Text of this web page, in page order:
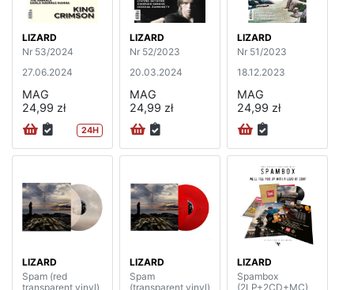
LIZARD
Nr 53/2024
27.06.2024
MAG
24,99 zł
24H
LIZARD
Nr 52/2023
20.03.2024
MAG
24,99 zł
LIZARD
Nr 51/2023
18.12.2023
MAG
24,99 zł
LIZARD
Spam (red
transparent vinyl)
LIZARD
Spam
(transparent vinyl)
LIZARD
Spambox
(2LP+2CD+MC)